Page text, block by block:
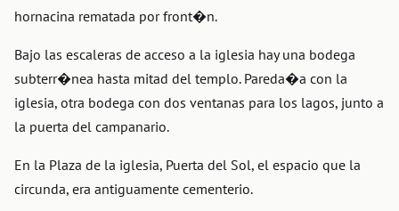
hornacina rematada por front�n.
Bajo las escaleras de acceso a la iglesia hay una bodega
subterr�nea hasta mitad del templo. Pareda�a con la
iglesia, otra bodega con dos ventanas para los lagos, junto a
la puerta del campanario.
En la Plaza de la iglesia, Puerta del Sol, el espacio que la
circunda, era antiguamente cementerio.